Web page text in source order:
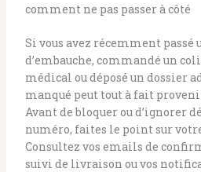
comment ne pas passer à côté
Si vous avez récemment passé
d’embauche, commandé un
médical ou déposé un dossier
manqué peut tout à fait
Avant de bloquer ou d’ignorer
numéro, faites le point sur
Consultez vos emails de
suivi de livraison ou vos